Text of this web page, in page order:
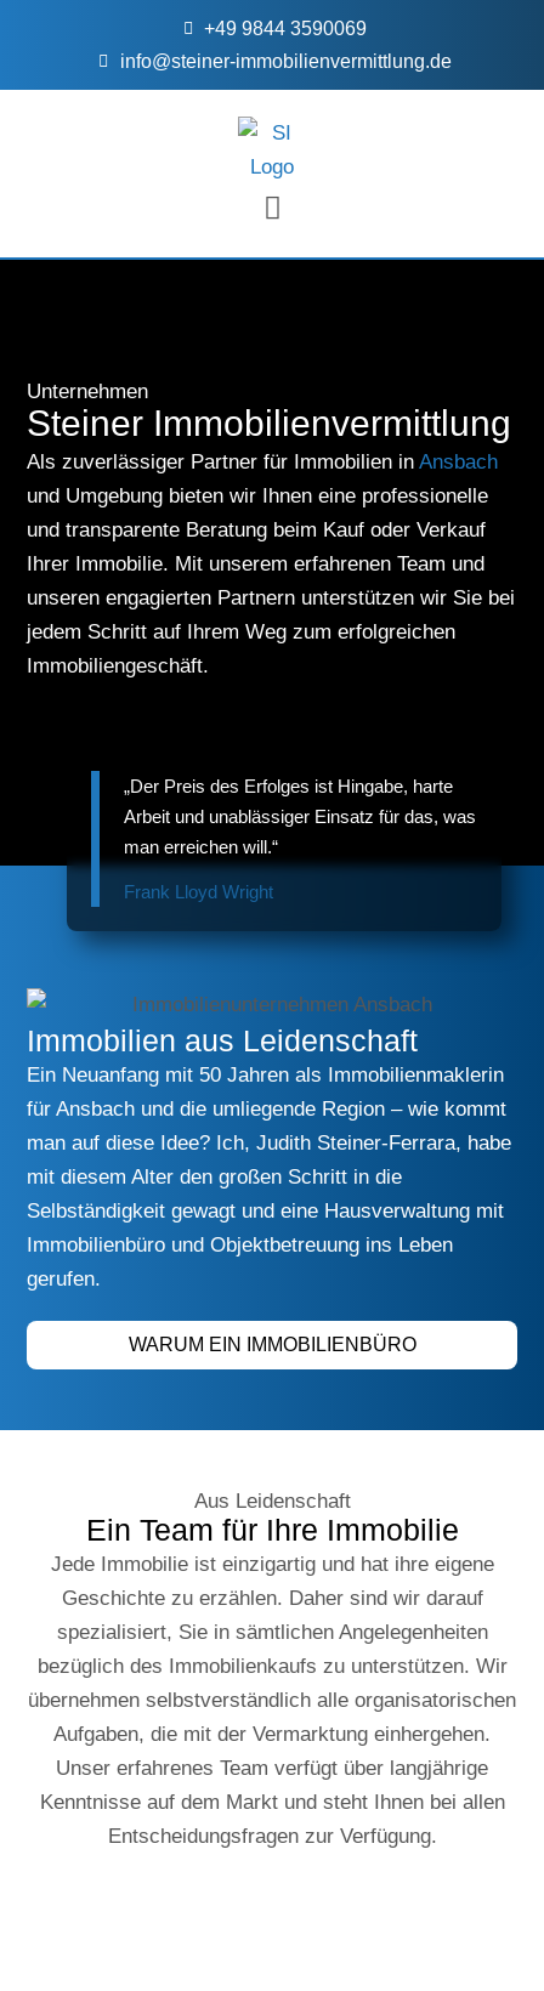
+49 9844 3590069
info@steiner-immobilienvermittlung.de
Unternehmen
Steiner Immobilienvermittlung
Als zuverlässiger Partner für Immobilien inAnsbach
und Umgebung bieten wir Ihnen eine professionelle
und transparente Beratung beim Kauf oder Verkauf
Ihrer Immobilie. Mit unserem erfahrenen Team und
unseren engagierten Partnern unterstützen wir Sie bei
jedem Schritt auf Ihrem Weg zum erfolgreichen
Immobiliengeschäft.
„Der Preis des Erfolges ist Hingabe, harte
Arbeit und unablässiger Einsatz für das, was
man erreichen will.“
Frank Lloyd Wright
Immobilien aus Leidenschaft
Ein Neuanfang mit 50 Jahren als Immobilienmaklerin
für Ansbach und die umliegende Region – wie kommt
man auf diese Idee? Ich, Judith Steiner-Ferrara, habe
mit diesem Alter den großen Schritt in die
Selbständigkeit gewagt und eine Hausverwaltung mit
Immobilienbüro und Objektbetreuung ins Leben
gerufen.
WARUM EIN IMMOBILIENBÜRO
Aus Leidenschaft
Ein Team für Ihre Immobilie
Jede Immobilie ist einzigartig und hat ihre eigene
Geschichte zu erzählen. Daher sind wir darauf
spezialisiert, Sie in sämtlichen Angelegenheiten
bezüglich des Immobilienkaufs zu unterstützen. Wir
übernehmen selbstverständlich alle organisatorischen
Aufgaben, die mit der Vermarktung einhergehen.
Unser erfahrenes Team verfügt über langjährige
Kenntnisse auf dem Markt und steht Ihnen bei allen
Entscheidungsfragen zur Verfügung.